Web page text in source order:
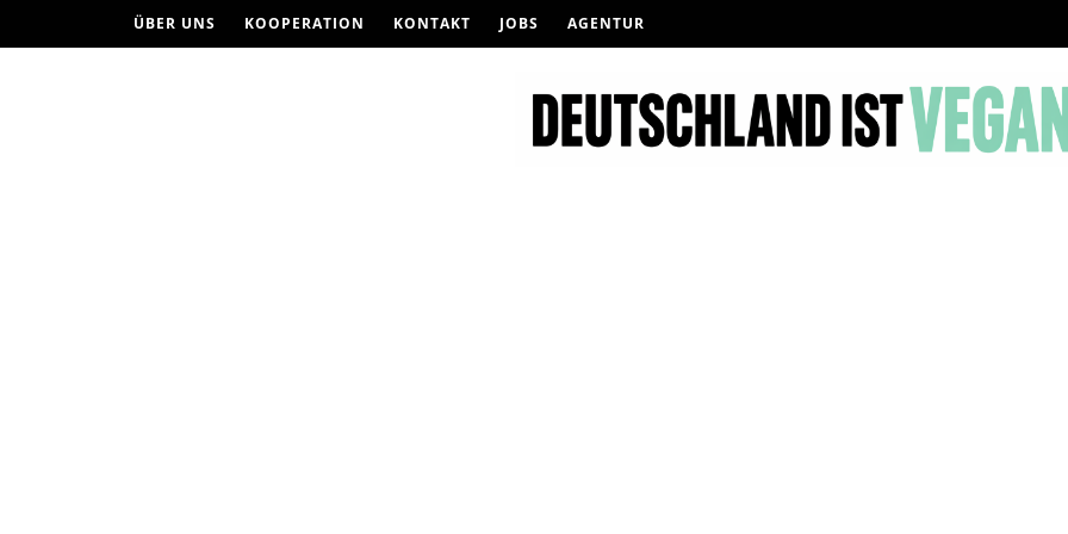
ÜBER UNS KOOPERATION KONTAKT JOBS AGENTUR